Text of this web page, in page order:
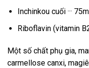
Inchinkou cuối ···
Riboflavin (vitamin
Một số chất phụ gia,
carmellose canxi,